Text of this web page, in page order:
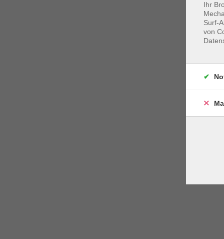
Ihr
Surf-
von